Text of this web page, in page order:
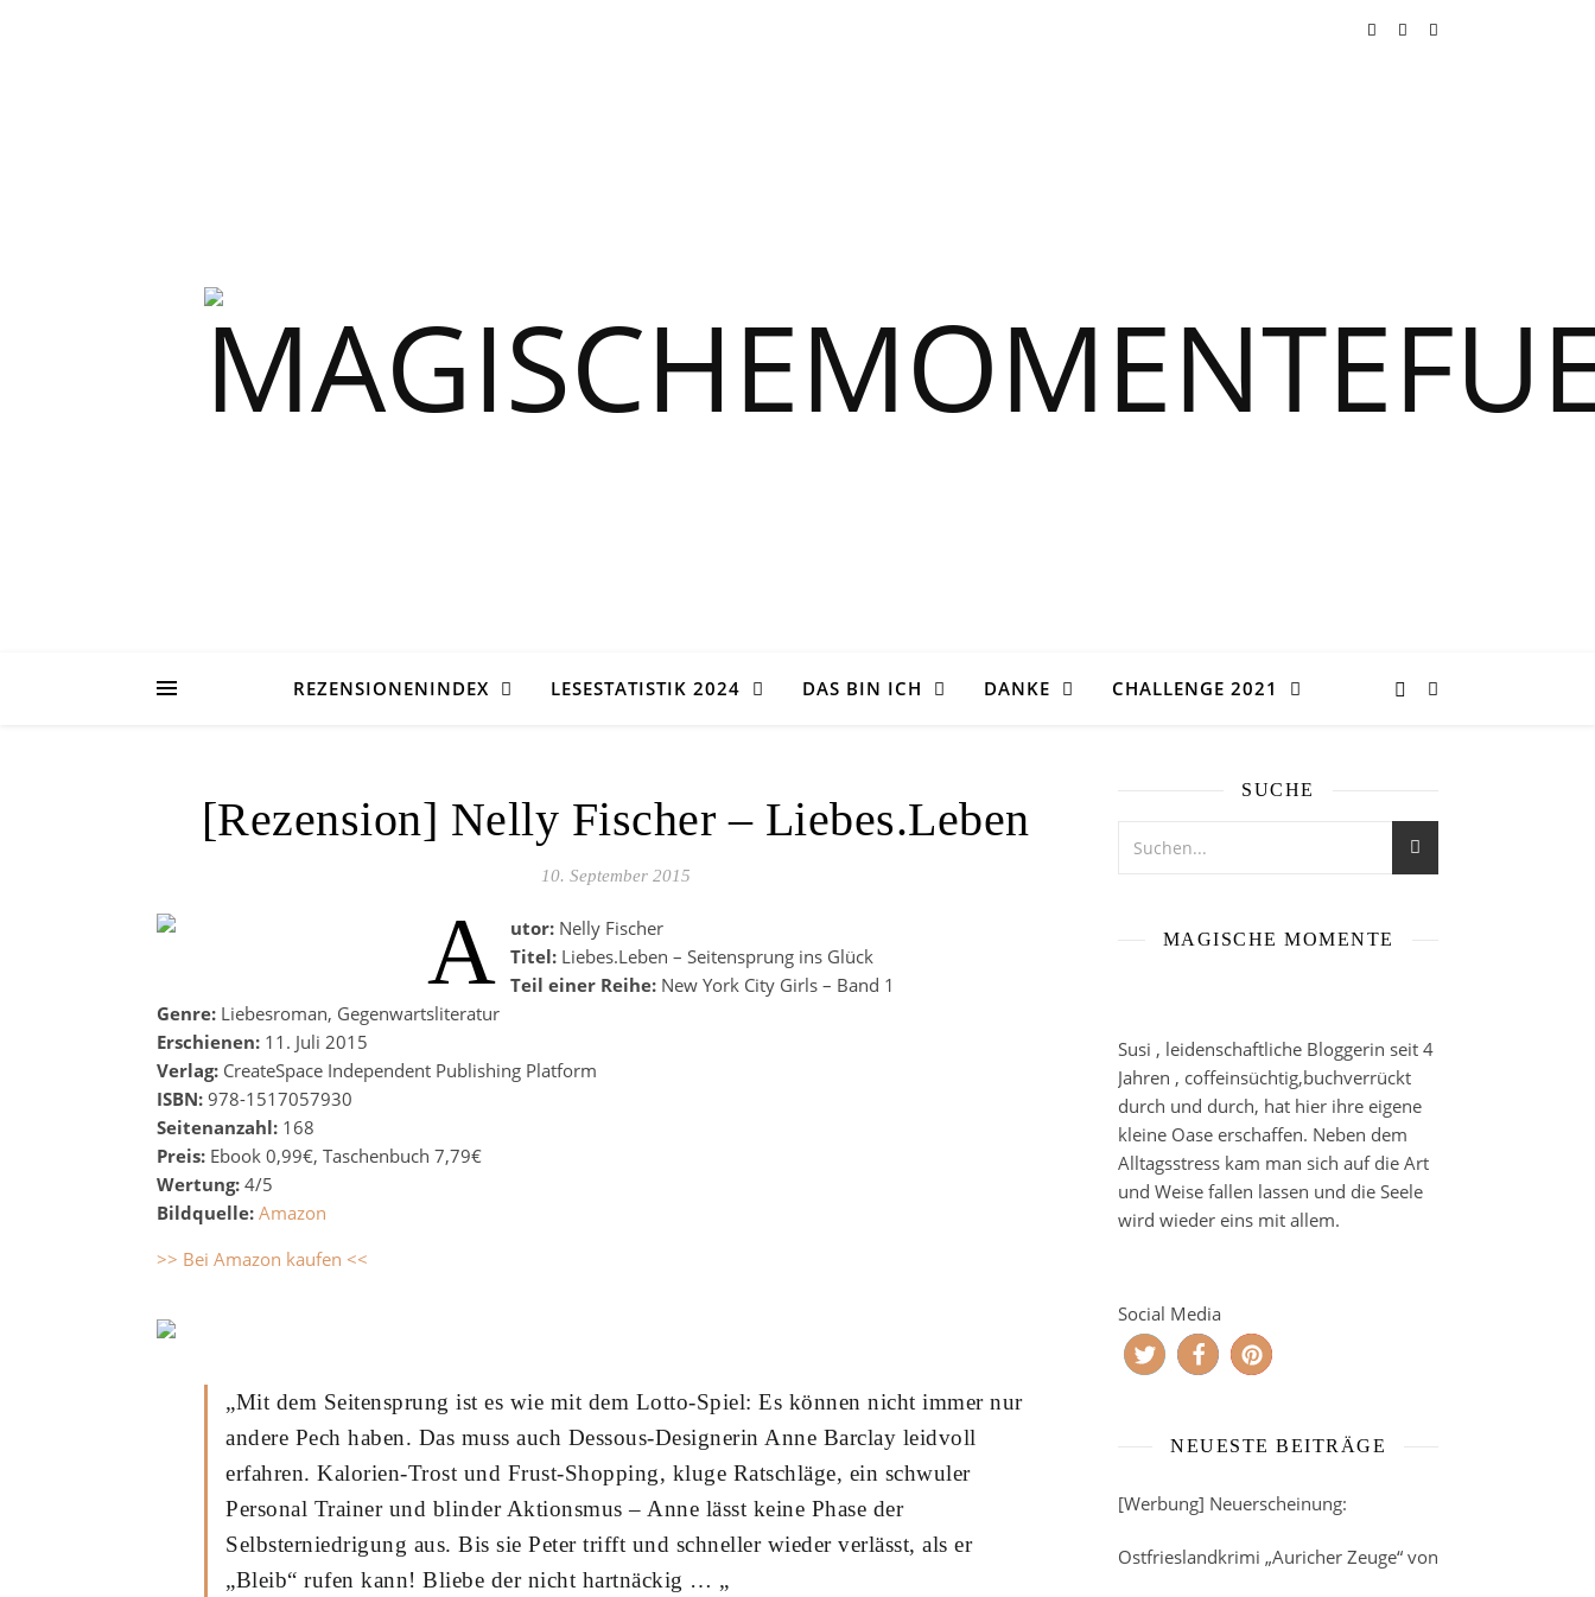
REZENSIONENINDEX LESESTATISTIK 2024 DAS BIN ICH DANKE CHALLENGE 2021
[Rezension] Nelly Fischer – Liebes.Leben
10. September 2015
A utor: Nelly Fischer
Titel: Liebes.Leben – Seitensprung ins Glück
Teil einer Reihe: New York City Girls – Band 1
Genre: Liebesroman, Gegenwartsliteratur
Erschienen: 11. Juli 2015
Verlag: CreateSpace Independent Publishing Platform
ISBN: 978-1517057930
Seitenanzahl: 168
Preis: Ebook 0,99€, Taschenbuch 7,79€
Wertung: 4/5
Bildquelle: Amazon
>> Bei Amazon kaufen <<
„Mit dem Seitensprung ist es wie mit dem Lotto-Spiel: Es können nicht immer nur
andere Pech haben. Das muss auch Dessous-Designerin Anne Barclay leidvoll
erfahren. Kalorien-Trost und Frust-Shopping, kluge Ratschläge, ein schwuler
Personal Trainer und blinder Aktionsmus – Anne lässt keine Phase der
Selbsterniedrigung aus. Bis sie Peter trifft und schneller wieder verlässt, als er
„Bleib“ rufen kann! Bliebe der nicht hartnäckig … „
SUCHE
MAGISCHE MOMENTE
Susi , leidenschaftliche Bloggerin seit 4
Jahren , coffeinsüchtig,buchverrückt
durch und durch, hat hier ihre eigene
kleine Oase erschaffen. Neben dem
Alltagsstress kam man sich auf die Art
und Weise fallen lassen und die Seele
wird wieder eins mit allem.
Social Media
NEUESTE BEITRÄGE
[Werbung] Neuerscheinung:
Ostfrieslandkrimi „Auricher Zeuge“ von